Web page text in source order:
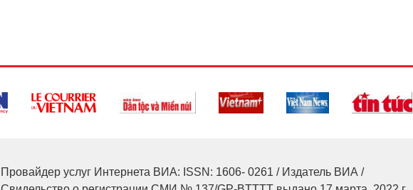
Провайдер услуг Интернета ВИА: ISSN: 1606- 0261 / Издатель ВИА /